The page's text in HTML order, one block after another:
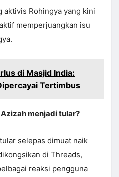
aktivis Rohingya yang kini
memperjuangkan isu
di Masjid India:
Tertimbus
menjadi tular?
selepas dimuat naik
di Threads,
reaksi pengguna